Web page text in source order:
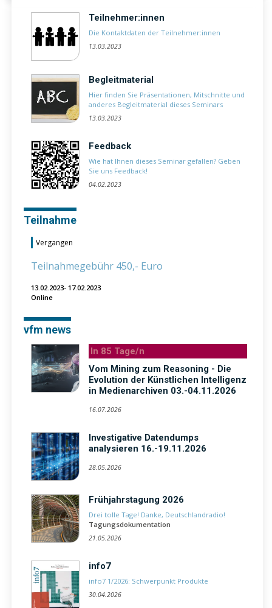
Teilnehmer:innen
Die Kontaktdaten der Teilnehmer:innen
13.03.2023
Begleitmaterial
Hier finden Sie Präsentationen, Mitschnitte und
anderes Begleitmaterial dieses Seminars
13.03.2023
Feedback
Wie hat Ihnen dieses Seminar gefallen? Geben
Sie uns Feedback!
04.02.2023
Teilnahme
Vergangen
Teilnahmegebühr 450,- Euro
13.02.2023- 17.02.2023
Online
vfm news
In 85 Tage/n
Vom Mining zum Reasoning - Die
Evolution der Künstlichen Intelligenz
in Medienarchiven 03.-04.11.2026
16.07.2026
Investigative Datendumps
analysieren 16.-19.11.2026
28.05.2026
Frühjahrstagung 2026
Drei tolle Tage! Danke, Deutschlandradio!
Tagungsdokumentation
21.05.2026
info7
info7 1/2026: Schwerpunkt Produkte
30.04.2026